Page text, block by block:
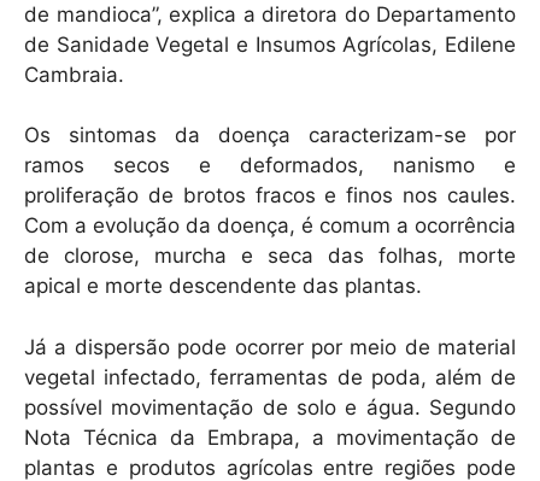
de mandioca”, explica a diretora do Departamento
de Sanidade Vegetal e Insumos Agrícolas, Edilene
Cambraia.
Os sintomas da doença caracterizam-se por
ramos secos e deformados, nanismo e
proliferação de brotos fracos e finos nos caules.
Com a evolução da doença, é comum a ocorrência
de clorose, murcha e seca das folhas, morte
apical e morte descendente das plantas.
Já a dispersão pode ocorrer por meio de material
vegetal infectado, ferramentas de poda, além de
possível movimentação de solo e água. Segundo
Nota Técnica da Embrapa, a movimentação de
plantas e produtos agrícolas entre regiões pode